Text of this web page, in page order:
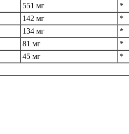
551 мг
*
142 мг
*
134 мг
*
81 мг
*
45 мг
*